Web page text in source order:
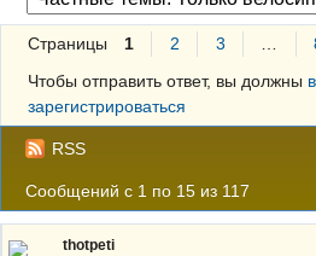
Правила
Поиск
Регистрация
Вход
Страницы 1 2 3
Чтобы отправить ответ, вы должны
зарегистрироваться
RSS
Сообщений с 1 по 15 из 117
thotpeti